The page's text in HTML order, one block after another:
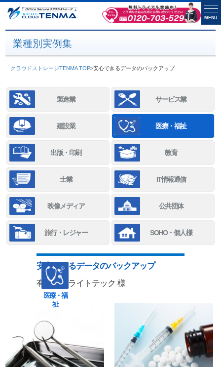
業種別実例集
クラウドストレージTENMA TOP>安心できるデータのバックアップ
製造業 サービス業
建設業 医療・福祉
出版・印刷 教育
士業 IT情報通信
映像メディア 公共団体
旅行・レジャー SOHO・個人様
医療・福
祉
安心できるデータのバックアップ
有限会社ライトテック 様
MENU